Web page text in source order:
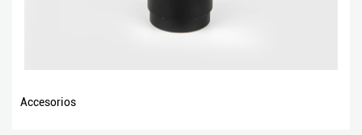
Accesorios